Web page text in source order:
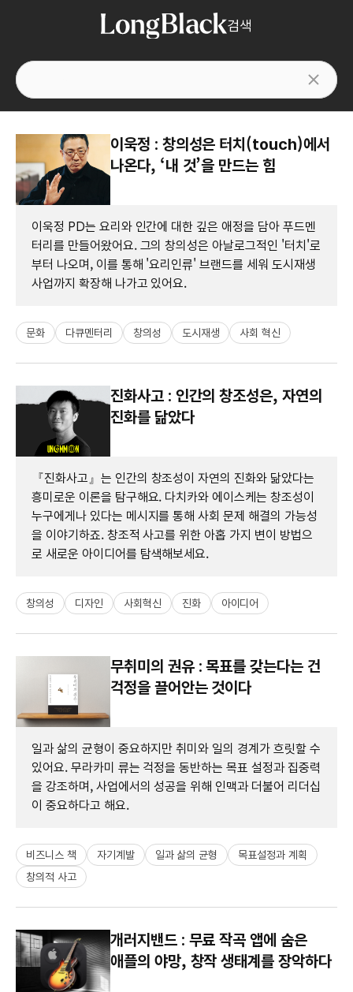
검색
이욱정 : 창의성은 터치(touch)에서
나온다, ‘내 것’을 만드는 힘
이욱정 PD는 요리와 인간에 대한 깊은 애정을 담아 푸드멘
터리를 만들어왔어요. 그의 창의성은 아날로그적인 '터치'로
부터 나오며, 이를 통해 '요리인류' 브랜드를 세워 도시재생
사업까지 확장해 나가고 있어요.
문화 다큐멘터리 창의성 도시재생 사회 혁신
진화사고 : 인간의 창조성은, 자연의
진화를 닮았다
『진화사고』는 인간의 창조성이 자연의 진화와 닮았다는
흥미로운 이론을 탐구해요. 다치카와 에이스케는 창조성이
누구에게나 있다는 메시지를 통해 사회 문제 해결의 가능성
을 이야기하죠. 창조적 사고를 위한 아홉 가지 변이 방법으
로 새로운 아이디어를 탐색해보세요.
창의성 디자인 사회혁신 진화 아이디어
무취미의 권유 : 목표를 갖는다는 건
걱정을 끌어안는 것이다
일과 삶의 균형이 중요하지만 취미와 일의 경계가 흐릿할 수
있어요. 무라카미 류는 걱정을 동반하는 목표 설정과 집중력
을 강조하며, 사업에서의 성공을 위해 인맥과 더불어 리더십
이 중요하다고 해요.
비즈니스 책 자기계발 일과 삶의 균형
목표설정과 계획
창의적 사고
개러지밴드 : 무료 작곡 앱에 숨은
애플의 야망, 창작 생태계를 장악하다